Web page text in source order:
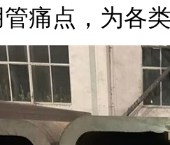
痛点，为各